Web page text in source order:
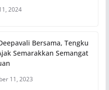
2024
Bersama, Tengku
Semarakkan Semangat
11, 2023